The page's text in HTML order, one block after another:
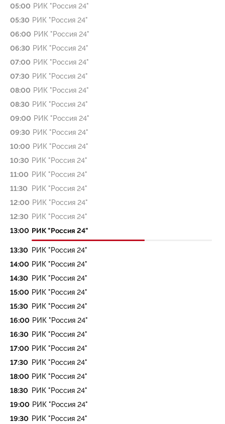
05:00 РИК "Россия 24"
05:30 РИК "Россия 24"
06:00 РИК "Россия 24"
06:30 РИК "Россия 24"
07:00 РИК "Россия 24"
07:30 РИК "Россия 24"
08:00 РИК "Россия 24"
08:30 РИК "Россия 24"
09:00 РИК "Россия 24"
09:30 РИК "Россия 24"
10:00 РИК "Россия 24"
10:30 РИК "Россия 24"
11:00 РИК "Россия 24"
11:30
РИК "Россия 24"
12:00 РИК "Россия 24"
12:30 РИК "Россия 24"
13:00 РИК "Россия 24"
13:30 РИК "Россия 24"
14:00 РИК "Россия 24"
14:30 РИК "Россия 24"
15:00 РИК "Россия 24"
15:30 РИК "Россия 24"
16:00 РИК "Россия 24"
16:30 РИК "Россия 24"
17:00 РИК "Россия 24"
17:30 РИК "Россия 24"
18:00 РИК "Россия 24"
18:30 РИК "Россия 24"
19:00 РИК "Россия 24"
19:30 РИК "Россия 24"